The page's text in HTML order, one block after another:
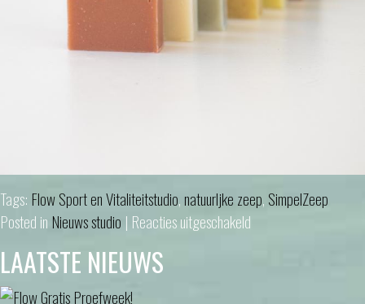
Tags: Flow Sport en Vitaliteitstudio, natuurljke zeep, SimpelZeep
Posted in Nieuws studio | Reacties uitgeschakeld
LAATSTE NIEUWS